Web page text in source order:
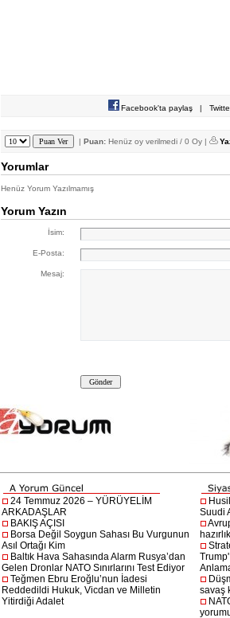
Facebook'ta paylaş |
| Puan: Henüz oy verilmedi / 0 Oy |
Yorumlar
Henüz Yorum Yazılmamış
Yorum Yazın
İsim:
E-Posta:
Mesaj:
24 Temmuz 2026 – YÜRÜYELİM
ARKADAŞLAR
BAKIŞ AÇISI
Borsa Değil Soygun Sahası Bu Vurgunun
Asıl Ortağı Kim
Baltık Hava Sahasında Alarm Rusya’dan
Gelen Dronlar NATO Sınırlarını Test Ediyor
Teğmen Ebru Eroğlu’nun İadesi
Reddedildi Hukuk, Vicdan ve Milletin
Yitirdiği Adalet
Suudi
savaş